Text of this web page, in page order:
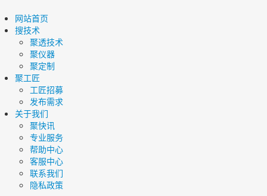
网站首页
搜技术
聚透技术
聚仪器
聚定制
聚工匠
工匠招募
发布需求
关于我们
聚快讯
专业服务
帮助中心
客服中心
联系我们
隐私政策